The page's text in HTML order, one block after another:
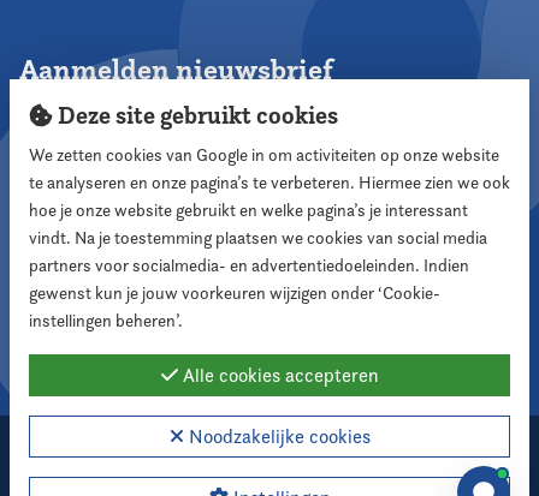
Aanmelden nieuwsbrief
Aanmelden
Volg ons
2026 Nederlandse Vereniging voor Raadsleden
Cookie instellingen
Deze site gebruikt cookies
We zetten cookies van Google in om activiteiten op onze website
te analyseren en onze pagina’s te verbeteren. Hiermee zien we ook
hoe je onze website gebruikt en welke pagina’s je interessant
vindt. Na je toestemming plaatsen we cookies van social media
partners voor socialmedia- en advertentiedoeleinden. Indien
gewenst kun je jouw voorkeuren wijzigen onder ‘Cookie-
instellingen beheren’.
Alle cookies accepteren
Noodzakelijke cookies